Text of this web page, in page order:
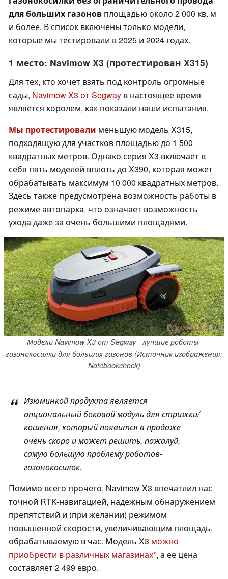
для больших газонов площадью около 2 000 кв. м
и более. В список включены только модели,
которые мы тестировали в 2025 и 2024 годах.
1 место: Navimow X3 (протестирован X315)
Для тех, кто хочет взять под контроль огромные
сады, Navimow X3 от Segway в настоящее время
является королем, как показали наши испытания.
Мы протестировали меньшую модель X315,
подходящую для участков площадью до 1 500
квадратных метров. Однако серия X3 включает в
себя пять моделей вплоть до X390, которая может
обрабатывать максимум 10 000 квадратных метров.
Здесь также предусмотрена возможность работы в
режиме автопарка, что означает возможность
ухода даже за очень большими площадями.
Модели Navimow X3 от Segway - лучшие роботы-
газонокосилки для больших газонов (Источник изображения:
Notebookcheck)
Изюминкой продукта является
опциональный боковой модуль для стрижки/
кошения, который появится в продаже
очень скоро и может решить, пожалуй,
самую большую проблему роботов-
газонокосилок.
Помимо всего прочего, Navimow X3 впечатлил нас
точной RTK-навигацией, надежным обнаружением
препятствий и (при желании) режимом
повышенной скорости, увеличивающим площадь,
обрабатываемую в час. Модель X3 можно
приобрести в различных магазинах , а ее цена
составляет 2 499 евро.